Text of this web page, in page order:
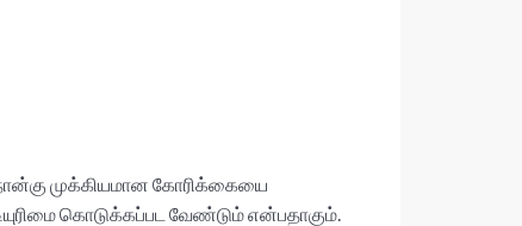
முக்கியமான கோரிக்கையை
கொடுக்கப்பட வேண்டும் என்பதாகும்.